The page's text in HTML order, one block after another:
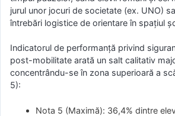
jurul unor jocuri de societate (ex. UNO)
întrebări logistice de orientare în spațiul
Indicatorul de performanță privind
post-mobilitate arată un salt calitativ
concentrându-se în zona superioară a
5):
Nota 5 (Maximă): 36,4% dintre